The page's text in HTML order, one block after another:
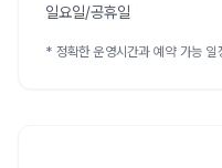
일요일/공휴일
* 정확한 운영시간과 예약 가능 일